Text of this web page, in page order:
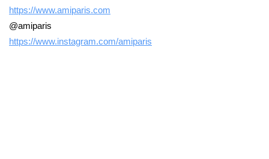
https://www.amiparis.com
@amiparis
https://www.instagram.com/amiparis